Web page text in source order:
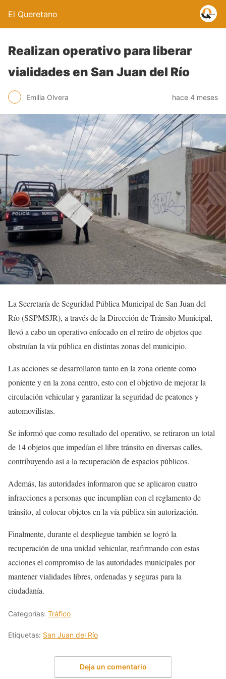
El Queretano
Realizan operativo para liberar
vialidades en San Juan del Río
Emilia Olvera hace 4 meses
La Secretaría de Seguridad Pública Municipal de San Juan del
Río (SSPMSJR), a través de la Dirección de Tránsito Municipal,
llevó a cabo un operativo enfocado en el retiro de objetos que
obstruían la vía pública en distintas zonas del municipio.
Las acciones se desarrollaron tanto en la zona oriente como
poniente y en la zona centro, esto con el objetivo de mejorar la
circulación vehicular y garantizar la seguridad de peatones y
automovilistas.
Se informó que como resultado del operativo, se retiraron un total
de 14 objetos que impedían el libre tránsito en diversas calles,
contribuyendo así a la recuperación de espacios públicos.
Además, las autoridades informaron que se aplicaron cuatro
infracciones a personas que incumplían con el reglamento de
tránsito, al colocar objetos en la vía pública sin autorización.
Finalmente, durante el despliegue también se logró la
recuperación de una unidad vehicular, reafirmando con estas
acciones el compromiso de las autoridades municipales por
mantener vialidades libres, ordenadas y seguras para la
ciudadanía.
Categorías: Tráfico
Etiquetas: San Juan del Río
Deja un comentario